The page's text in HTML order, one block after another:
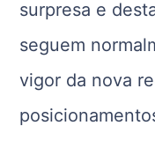
surpresa e
seguem
vigor da nova